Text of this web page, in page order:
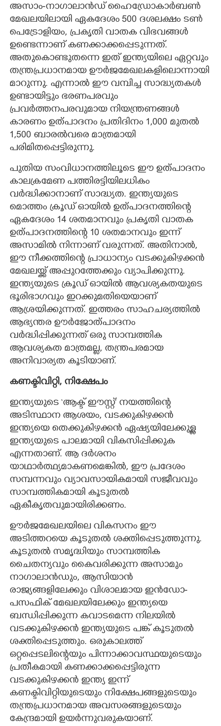
അസാം-നാഗാലാൻഡ് ഹൈഡ്രോകാർബൺ
മേഖലയിലായി ഏകദേശം 500 ദശലക്ഷം ടൺ
പെട്രോളിയം, പ്രകൃതി വാതക വിഭവങ്ങൾ
ഉണ്ടെന്നാണ് കണക്കാക്കപ്പെടുന്നത്.
അതുകൊണ്ടുതന്നെ ഇത് ഇന്ത്യയിലെ ഏറ്റവും
തന്ത്രപ്രധാനമായ ഊർജമേഖലകളിലൊന്നായി
മാറുന്നു. എന്നാൽ ഈ വമ്പിച്ച സാദ്ധ്യതകൾ
ഉണ്ടായിട്ടും ഭരണപരവും
പ്രവർത്തനപരവുമായ നിയന്ത്രണങ്ങൾ
കാരണം ഉത്പാദനം പ്രതിദിനം 1,000 മുതൽ
1,500 ബാരൽവരെ മാത്രമായി
പരിമിതപ്പെട്ടിരുന്നു.
പുതിയ സംവിധാനത്തിലൂടെ ഈ ഉത്പാദനം
കാലക്രമേണ പത്തിരട്ടിയിലധികം
വർദ്ധിക്കാനാണ് സാദ്ധ്യത. ഇന്ത്യയുടെ
മൊത്തം ക്രൂഡ് ഓയിൽ ഉത്പാദനത്തിന്റെ
ഏകദേശം 14 ശതമാനവും പ്രകൃതി വാതക
ഉത്പാദനത്തിന്റെ 10 ശതമാനവും ഇന്ന്
അസാമിൽ നിന്നാണ് വരുന്നത്. അതിനാൽ,
ഈ നീക്കത്തിന്റെ പ്രാധാന്യം വടക്കുകിഴക്കൻ
മേഖലയ്ക്ക് അപ്പുറത്തേക്കും വ്യാപിക്കുന്നു.
ഇന്ത്യയുടെ ക്രൂഡ് ഓയിൽ ആവശ്യകതയുടെ
ഭൂരിഭാഗവും ഇറക്കുമതിയെയാണ്
ആശ്രയിക്കുന്നത്. ഇത്തരം സാഹചര്യത്തിൽ
ആഭ്യന്തര ഊർജോത്പാദനം
വർദ്ധിപ്പിക്കുന്നത് ഒരു സാമ്പത്തിക
ആവശ്യകത മാത്രമല്ല, തന്ത്രപരമായ
അനിവാര്യത കൂടിയാണ്.
കണക്ടിവിറ്റി, നിക്ഷേപം
ഇന്ത്യയുടെ ‘ആക്ട് ഈസ്റ്റ്’ നയത്തിന്റെ
അടിസ്ഥാന ആശയം, വടക്കുകിഴക്കൻ
ഇന്ത്യയെ തെക്കുകിഴക്കൻ ഏഷ്യയിലേക്കുള്ള
ഇന്ത്യയുടെ പാലമായി വികസിപ്പിക്കുക
എന്നതാണ്. ആ ദർശനം
യാഥാർത്ഥ്യമാകണമെങ്കിൽ, ഈ പ്രദേശം
സമ്പന്നവും വ്യാവസായികമായി സജീവവും
സാമ്പത്തികമായി കൂടുതൽ
ഏകീകൃതവുമായിരിക്കണം.
ഊർജമേഖലയിലെ വികസനം ഈ
അടിത്തറയെ കൂടുതൽ ശക്തിപ്പെടുത്തുന്നു.
കൂടുതൽ സമൃദ്ധിയും സാമ്പത്തിക
ചൈതന്യവും കൈവരിക്കുന്ന അസാമും
നാഗാലാൻഡും, ആസിയാൻ
രാജ്യങ്ങളിലേക്കും വിശാലമായ ഇൻഡോ-
പസഫിക് മേഖലയിലേക്കും ഇന്ത്യയെ
ബന്ധിപ്പിക്കുന്ന കവാടമെന്ന നിലയിൽ
വടക്കുകിഴക്കൻ ഇന്ത്യയുടെ പങ്ക് കൂടുതൽ
ശക്തിപ്പെടുത്തും. ഒരുകാലത്ത്
ഒറ്റപ്പെടലിന്റെയും പിന്നാക്കാവസ്ഥയുടെയും
പ്രതീകമായി കണക്കാക്കപ്പെട്ടിരുന്ന
വടക്കുകിഴക്കൻ ഇന്ത്യ ഇന്ന്
കണക്ടിവിറ്റിയുടെയും നിക്ഷേപങ്ങളുടെയും
തന്ത്രപ്രധാനമായ അവസരങ്ങളുടെയും
കേന്ദ്രമായി ഉയർന്നുവരുകയാണ്.